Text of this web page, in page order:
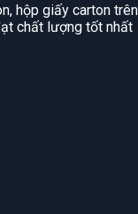
hộp giấy carton trên
chất lượng tốt nhất